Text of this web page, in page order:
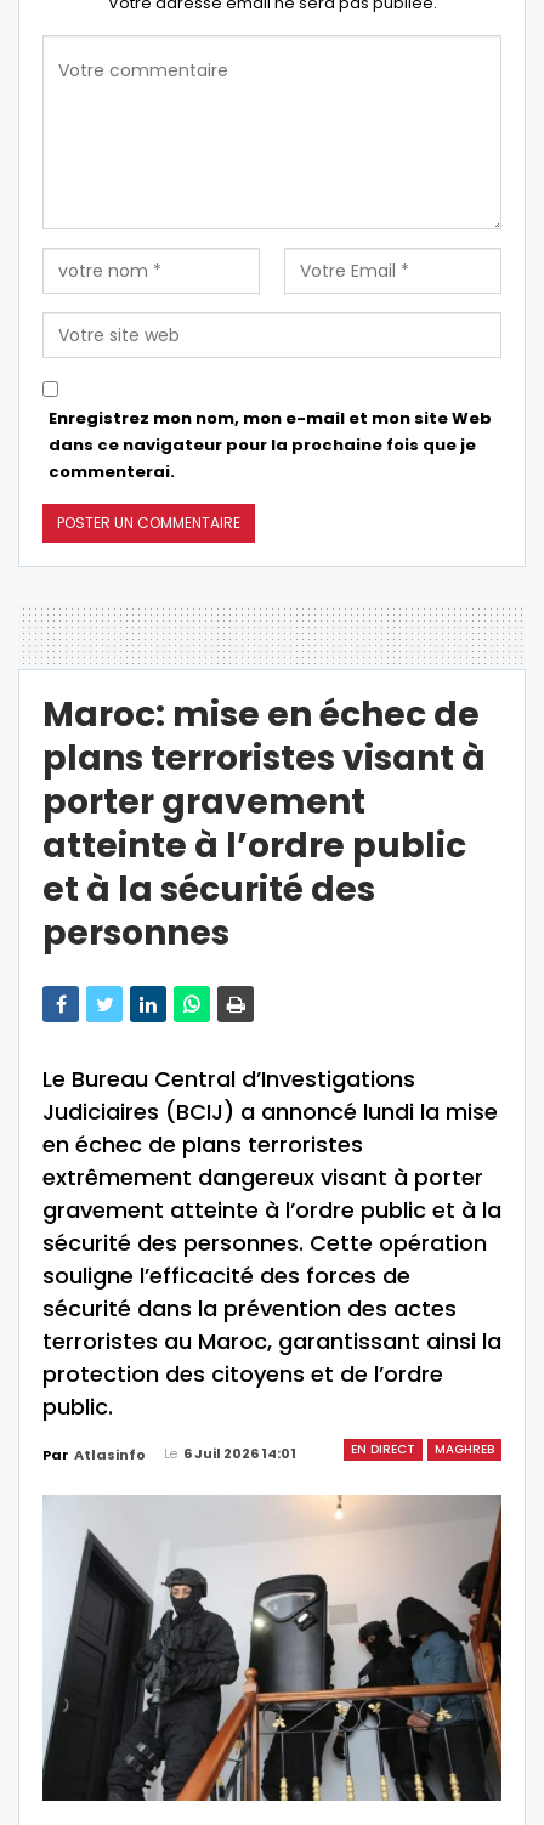
Enregistrez mon nom, mon e-mail et mon site Web
dans ce navigateur pour la prochaine fois que je
commenterai.
Maroc: mise en échec de
plans terroristes visant à
porter gravement
atteinte à l’ordre public
et à la sécurité des
personnes
Le Bureau Central d’Investigations
Judiciaires (BCIJ) a annoncé lundi la mise
en échec de plans terroristes
extrêmement dangereux visant à porter
gravement atteinte à l’ordre public et à la
sécurité des personnes. Cette opération
souligne l’efficacité des forces de
sécurité dans la prévention des actes
terroristes au Maroc, garantissant ainsi la
protection des citoyens et de l’ordre
public.
EN DIRECT MAGHREB
Par Atlasinfo Le 6 Juil 2026 14:01